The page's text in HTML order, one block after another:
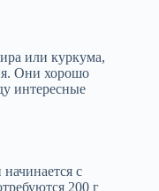
или куркума,
Они хорошо
интересные
с
200 г